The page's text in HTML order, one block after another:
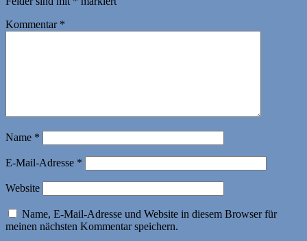
Kommentar *
Name *
E-Mail-Adresse *
Website
Name, E-Mail-Adresse und Website in diesem Browser für
meinen nächsten Kommentar speichern.